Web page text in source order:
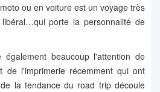
ou en voiture est un voyage très
porte la personnalité de
beaucoup l'attention de
de l'imprimerie récemment qui ont
la tendance du road trip découle